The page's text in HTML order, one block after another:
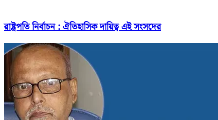
রাষ্ট্রপতি নির্বাচন : ঐতিহাসিক দায়িত্ব এই সংসদের